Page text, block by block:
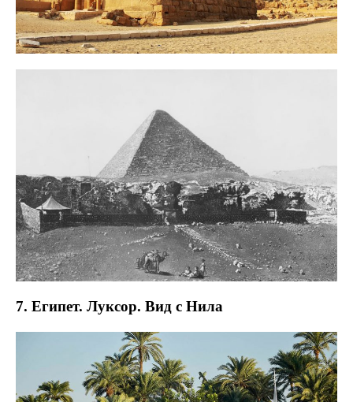
7. Египет. Луксор. Вид с Нила